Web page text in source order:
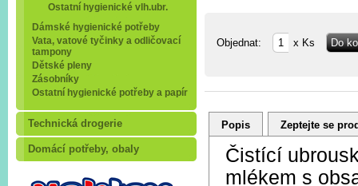
Ostatní hygienické vlh.ubr.
Dámské hygienické potřeby
Vata, vatové tyčinky a odličovací
tampony
Dětské pleny
Zásobníky
Ostatní hygienické potřeby a papír
Technická drogerie
Domácí potřeby, obaly
Objednat: x Ks
Popis Zeptejte se
Čistící
mlékem s